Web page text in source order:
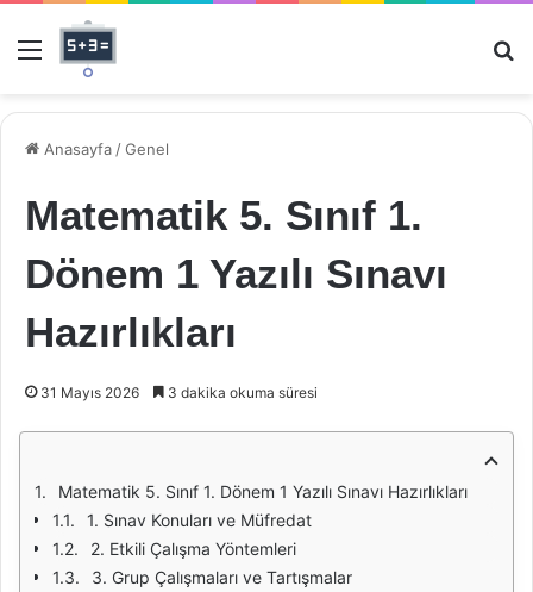
Menü
Anasayfa /Genel
Matematik 5. Sınıf 1.
Dönem 1 Yazılı Sınavı
Hazırlıkları
31 Mayıs 2026 3 dakika okuma süresi
Matematik 5. Sınıf 1. Dönem 1 Yazılı Sınavı Hazırlıkları
1. Sınav Konuları ve Müfredat
2. Etkili Çalışma Yöntemleri
3. Grup Çalışmaları ve Tartışmalar